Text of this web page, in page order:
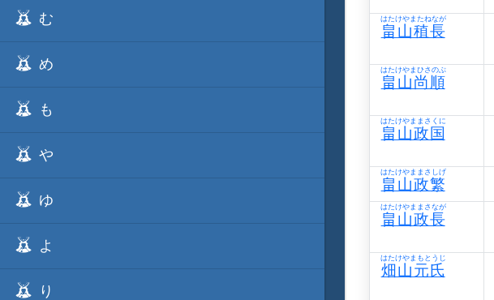
む
め
も
や
ゆ
よ
り
畠山稙長
はたけやまたねなが
畠山尚順
はたけやまひさのぶ
畠山政国
はたけやままさくに
畠山政繁
はたけやままさしげ
畠山政長
はたけやままさなが
畑山元氏
はたけやまもとうじ